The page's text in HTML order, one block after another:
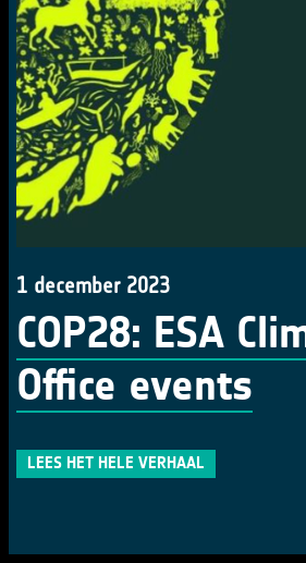
1 december 2023
COP28: ESA
Office events
LEES HET HELE VERHAAL